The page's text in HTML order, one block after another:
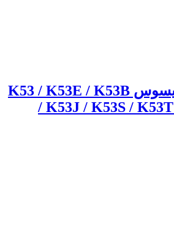
کیبورد لپ تاپ ایسوس K53 / K53E / K53B
/ K53J / K53S /